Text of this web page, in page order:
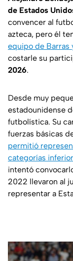
de Estados
convencer al
azteca, pero él
equipo de Barras
costarle su
2026.
Desde muy
estadounidense
futbolística. Su
fuerzas básicas
permitió
categorías
intentó
2022 llevaron al
representar a